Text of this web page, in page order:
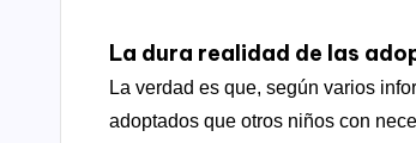
La dura realidad de las
La verdad es que, según varios
adoptados que otros niños con